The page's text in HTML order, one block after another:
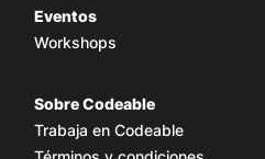
Sobre Codeable
Trabaja en Codeable
Eventos
Workshops